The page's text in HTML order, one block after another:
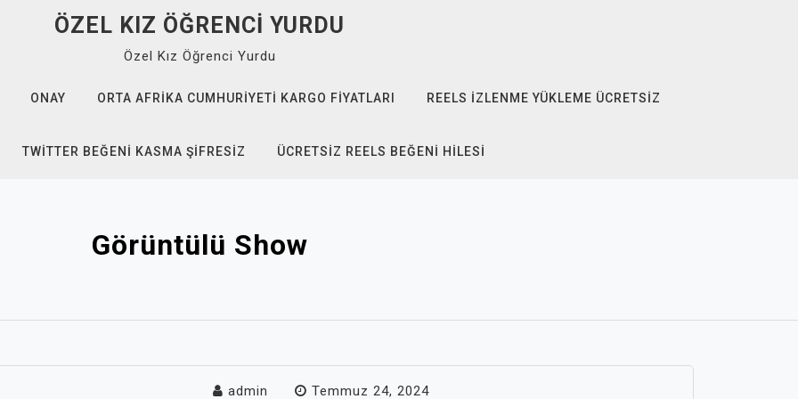
ÖZEL KIZ ÖĞRENCI YURDU
Özel Kız Öğrenci Yurdu
ONAY ORTA AFRIKA CUMHURIYETI KARGO FIYATLARI REELS İZLENME YÜKLEME ÜCRETSIZ
TWITTER BEĞENI KASMA ŞIFRESIZ ÜCRETSIZ REELS BEĞENI HILESI
Görüntülü Show
admin Temmuz 24, 2024